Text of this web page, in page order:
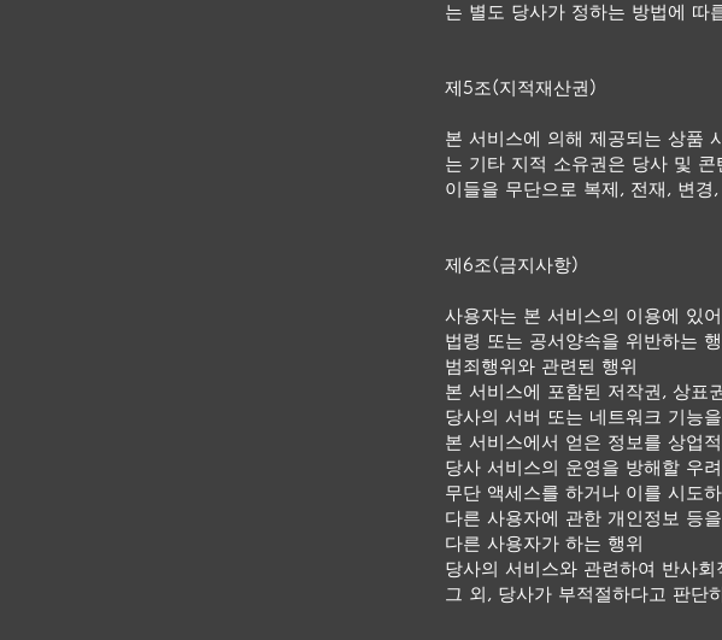
는 별도 당사가 정하는 방법에 따
제5조(지적재산권)
본 서비스에 의해 제공되는 상품
는 기타 지적 소유권은 당사 및
이들을 무단으로 복제, 전재, 변
제6조(금지사항)
사용자는 본 서비스의 이용에 있
법령 또는 공서양속을 위반하는
범죄행위와 관련된 행위
본 서비스에 포함된 저작권, 상표
당사의 서버 또는 네트워크 기능
본 서비스에서 얻은 정보를 상업
당사 서비스의 운영을 방해할 우
무단 액세스를 하거나 이를 시도
다른 사용자에 관한 개인정보 등
다른 사용자가 하는 행위
당사의 서비스와 관련하여 반사
그 외, 당사가 부적절하다고 판단